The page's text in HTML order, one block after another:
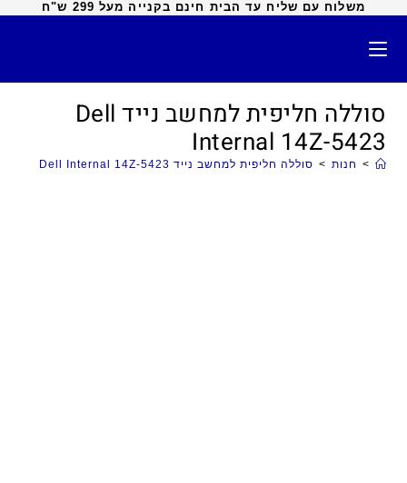
משלוח עם שליח עד הבית חינם בקנייה מעל 299 ש"ח
סוללה חליפית למחשב נייד Dell
Internal 14Z-5423
> חנות > סוללה חליפית למחשב נייד Dell Internal 14Z-5423